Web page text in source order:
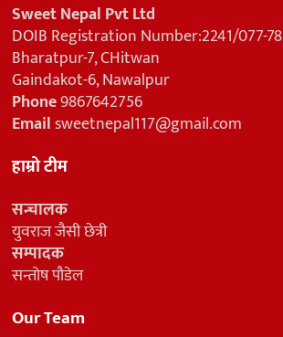
Sweet Nepal Pvt Ltd
DOIB Registration Number:2241/077-78
Bharatpur-7, CHitwan
Gaindakot-6, Nawalpur
Phone9867642756
Emailsweetnepal117@gmail.com
हाम्रो टीम
सन्चालक
युवराज जैसी छेत्री
सम्पादक
सन्तोष पौडेल
Our Team